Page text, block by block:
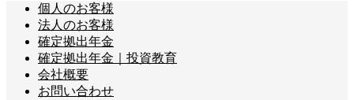
個人のお客様
法人のお客様
確定拠出年金
確定拠出年金｜投資教育
会社概要
お問い合わせ